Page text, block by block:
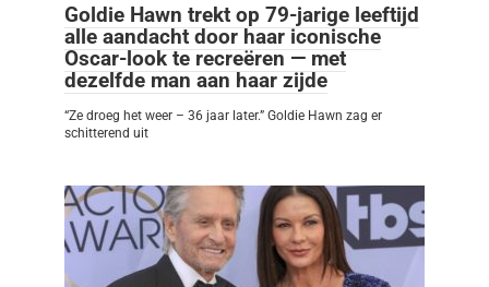
Goldie Hawn trekt op 79-jarige leeftijd
alle aandacht door haar iconische
Oscar-look te recreëren — met
dezelfde man aan haar zijde
“Ze droeg het weer – 36 jaar later.” Goldie Hawn zag er
schitterend uit